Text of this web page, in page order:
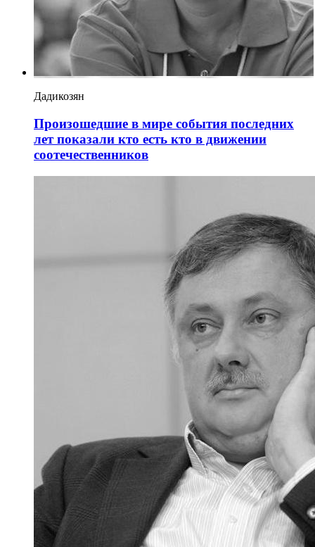
Дадикозян
Произошедшие в мире события последних
лет показали кто есть кто в движении
соотечественников